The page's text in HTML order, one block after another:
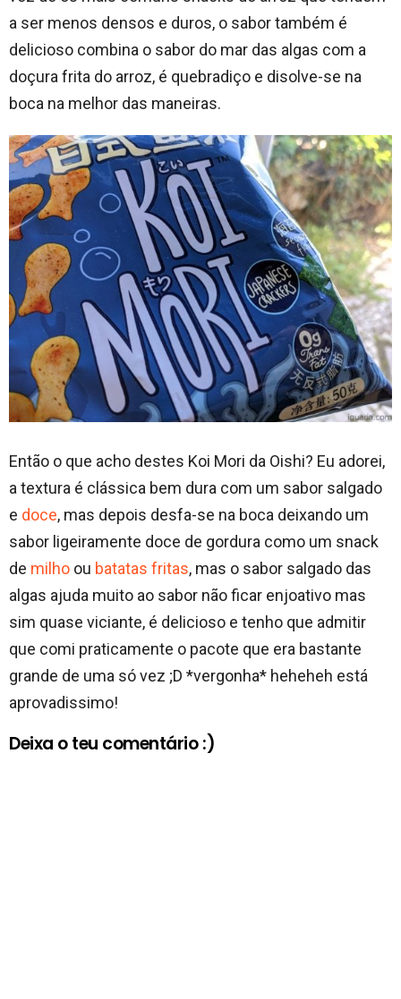
a ser menos densos e duros, o sabor também é
delicioso combina o sabor do mar das algas com a
doçura frita do arroz, é quebradiço e disolve-se na
boca na melhor das maneiras.
Então o que acho destes Koi Mori da Oishi? Eu adorei,
a textura é clássica bem dura com um sabor salgado
e doce, mas depois desfa-se na boca deixando um
sabor ligeiramente doce de gordura como um snack
de milho ou batatas fritas, mas o sabor salgado das
algas ajuda muito ao sabor não ficar enjoativo mas
sim quase viciante, é delicioso e tenho que admitir
que comi praticamente o pacote que era bastante
grande de uma só vez ;D *vergonha* heheheh está
aprovadissimo!
Deixa o teu comentário :)